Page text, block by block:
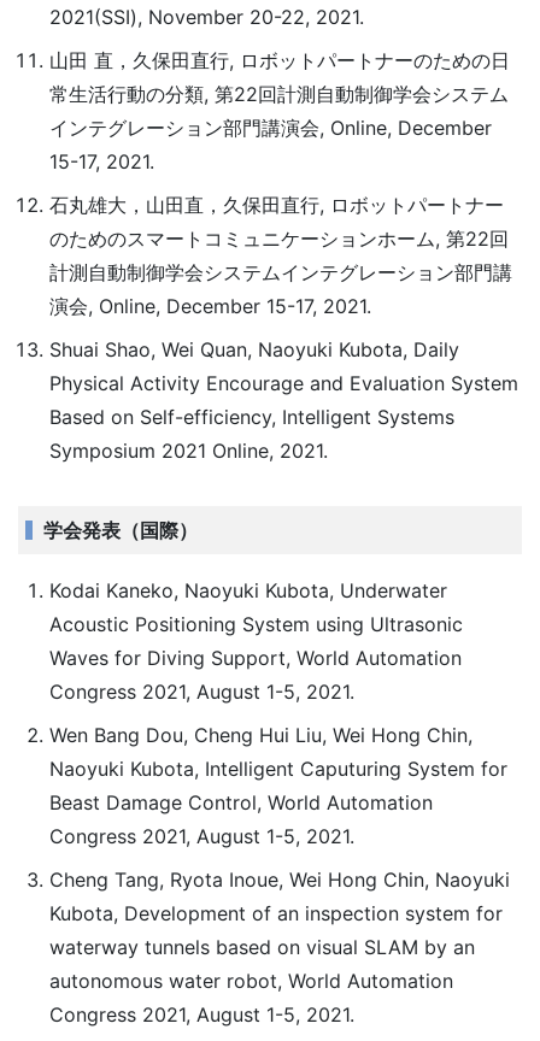
2021(SSI), November 20-22, 2021.
山田 直，久保田直行, ロボットパートナーのための日
常生活行動の分類, 第22回計測自動制御学会システム
インテグレーション部門講演会, Online, December
15-17, 2021.
石丸雄大，山田直，久保田直行, ロボットパートナー
のためのスマートコミュニケーションホーム, 第22回
計測自動制御学会システムインテグレーション部門講
演会, Online, December 15-17, 2021.
Shuai Shao, Wei Quan, Naoyuki Kubota, Daily
Physical Activity Encourage and Evaluation System
Based on Self-efficiency, Intelligent Systems
Symposium 2021 Online, 2021.
学会発表（国際）
Kodai Kaneko, Naoyuki Kubota, Underwater
Acoustic Positioning System using Ultrasonic
Waves for Diving Support, World Automation
Congress 2021, August 1-5, 2021.
Wen Bang Dou, Cheng Hui Liu, Wei Hong Chin,
Naoyuki Kubota, Intelligent Caputuring System for
Beast Damage Control, World Automation
Congress 2021, August 1-5, 2021.
Cheng Tang, Ryota Inoue, Wei Hong Chin, Naoyuki
Kubota, Development of an inspection system for
waterway tunnels based on visual SLAM by an
autonomous water robot, World Automation
Congress 2021, August 1-5, 2021.